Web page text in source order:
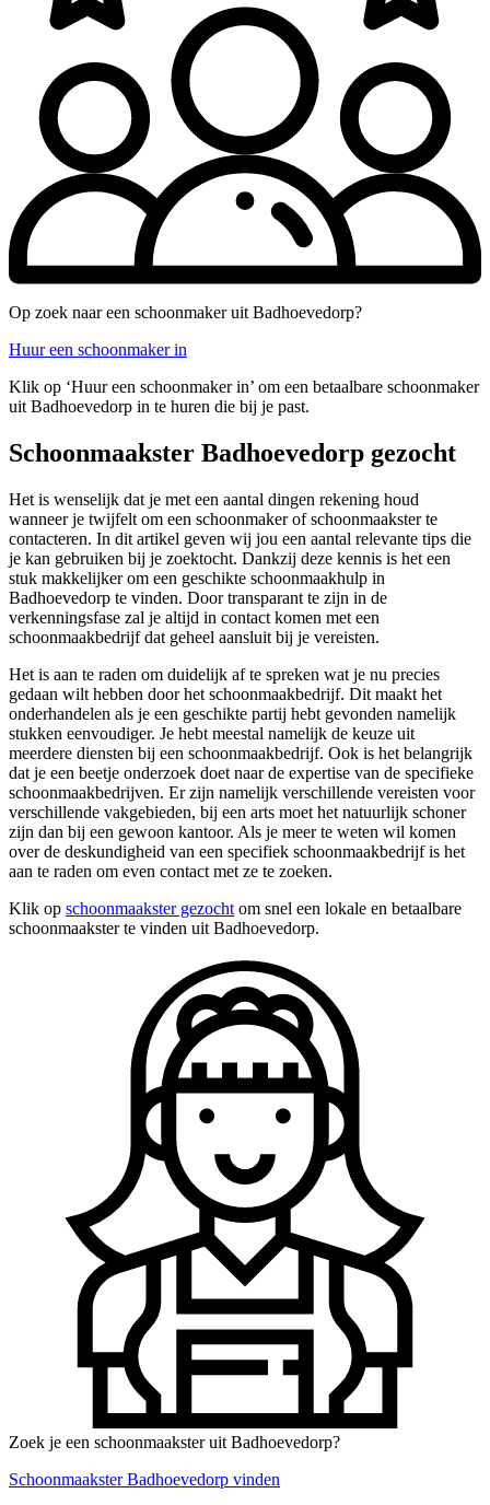
Op zoek naar een schoonmaker uit Badhoevedorp?
Huur een schoonmaker in
Klik op ‘Huur een schoonmaker in’ om een betaalbare schoonmaker
uit Badhoevedorp in te huren die bij je past.
Schoonmaakster Badhoevedorp gezocht
Het is wenselijk dat je met een aantal dingen rekening houd
wanneer je twijfelt om een schoonmaker of schoonmaakster te
contacteren. In dit artikel geven wij jou een aantal relevante tips die
je kan gebruiken bij je zoektocht. Dankzij deze kennis is het een
stuk makkelijker om een geschikte schoonmaakhulp in
Badhoevedorp te vinden. Door transparant te zijn in de
verkenningsfase zal je altijd in contact komen met een
schoonmaakbedrijf dat geheel aansluit bij je vereisten.
Het is aan te raden om duidelijk af te spreken wat je nu precies
gedaan wilt hebben door het schoonmaakbedrijf. Dit maakt het
onderhandelen als je een geschikte partij hebt gevonden namelijk
stukken eenvoudiger. Je hebt meestal namelijk de keuze uit
meerdere diensten bij een schoonmaakbedrijf. Ook is het belangrijk
dat je een beetje onderzoek doet naar de expertise van de specifieke
schoonmaakbedrijven. Er zijn namelijk verschillende vereisten voor
verschillende vakgebieden, bij een arts moet het natuurlijk schoner
zijn dan bij een gewoon kantoor. Als je meer te weten wil komen
over de deskundigheid van een specifiek schoonmaakbedrijf is het
aan te raden om even contact met ze te zoeken.
Klik op schoonmaakster gezocht om snel een lokale en betaalbare
schoonmaakster te vinden uit Badhoevedorp.
Zoek je een schoonmaakster uit Badhoevedorp?
Schoonmaakster Badhoevedorp vinden